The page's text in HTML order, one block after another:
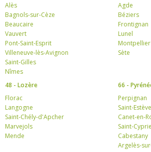
Alès
Bagnols-sur-Cèze
Beaucaire
Vauvert
Pont-Saint-Esprit
Villeneuve-lès-Avignon
Saint-Gilles
Nîmes
Agde
Béziers
Frontignan
Lunel
Montpellier
Sète
48 - Lozère
Florac
Langogne
Saint-Chély-d'Apcher
Marvejols
Mende
66 -
Perpignan
Saint-Estève
Canet-en-
Saint-
Cabestany
Argelès-